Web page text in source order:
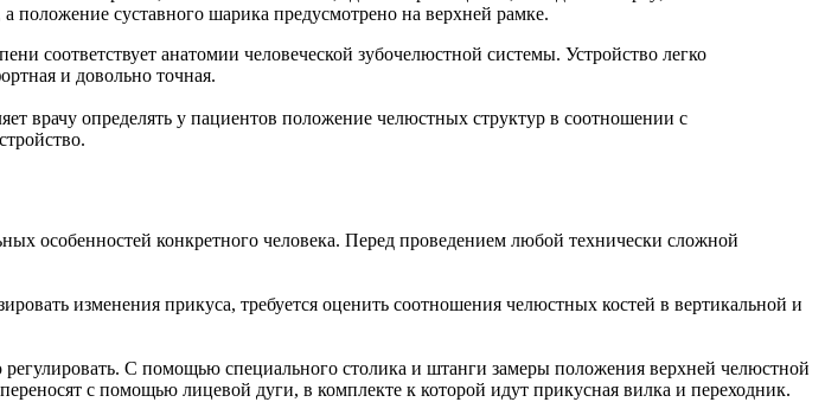
положение суставного шарика предусмотрено на верхней рамке.
соответствует анатомии человеческой зубочелюстной системы. Устройство легко
и довольно точная.
врачу определять у пациентов положение челюстных структур в соотношении с
особенностей конкретного человека. Перед проведением любой технически сложной
изменения прикуса, требуется оценить соотношения челюстных костей в вертикальной и
С помощью специального столика и штанги замеры положения верхней челюстной
с помощью лицевой дуги, в комплекте к которой идут прикусная вилка и переходник.